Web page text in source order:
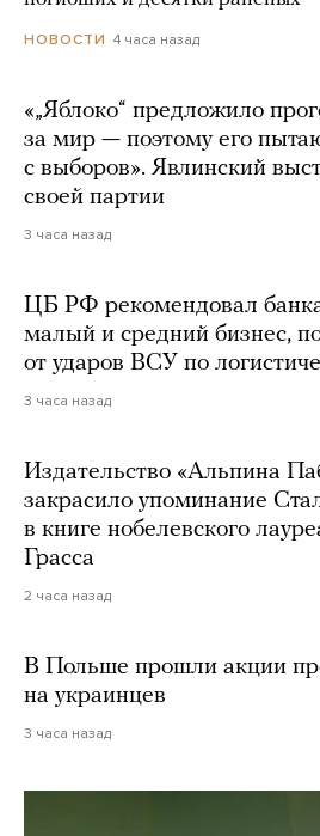
НОВОСТИ 4 часа назад
«„Яблоко“ предложило
за мир — поэтому его
с выборов». Явлинский
своей партии
3 часа назад
ЦБ РФ рекомендовал
малый и средний бизнес,
от ударов ВСУ по
3 часа назад
Издательство «Альпина
закрасило упоминание
в книге нобелевского
Грасса
2 часа назад
В Польше прошли акции
на украинцев
3 часа назад